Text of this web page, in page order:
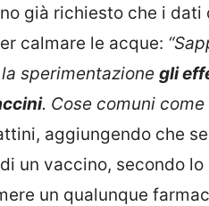
già richiesto che i dati
calmare le acque:
sperimentazione gli
. Cose comuni
aggiungendo che
un vaccino, secondo lo
un qualunque